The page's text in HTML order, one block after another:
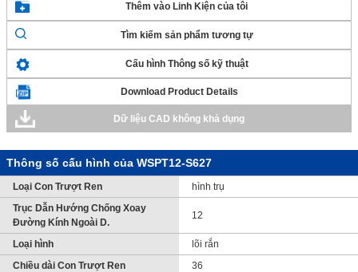
Thêm vào Linh Kiện của tôi
Tìm kiếm sản phẩm tương tự
Cấu hình Thông số kỹ thuật
Download Product Details
Dữ liệu CAD không khả dụng
Thông số cấu hình của WSPT12-S627
Loại Con Trượt Ren
hình trụ
Trục Dẫn Hướng Chống Xoay
Đường Kính Ngoài D.
12
Loại hình
lõi rắn
Chiều dài Con Trượt Ren
36